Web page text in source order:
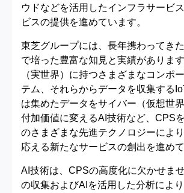
ウドなどを活用したインフラサービ
ビスの提供を進めています。
東芝グループには、長年携わってき
で培った豊富な知見と実績がありま
（実世界）に持つさまざまなコンポ
テム、それらからデータを収集する
は集めたデータをサイバー（仮想世界
付加価値に変えるAI技術など、CPS
のさまざまな先進テクノロジーによ
応える新たなサービスの創出を進めて
AI技術は、CPSの高度化に欠かせま
の収集およびAIを活用した分析によ